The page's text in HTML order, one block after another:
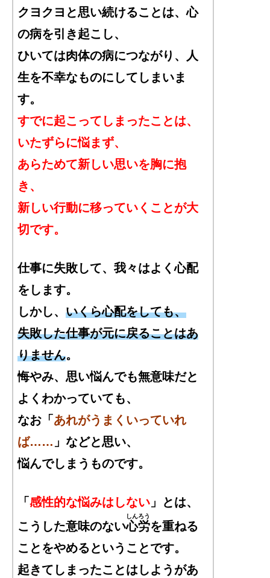
クヨクヨと思い続けることは、心
の病を引き起こし、
ひいては肉体の病につながり、人
生を不幸なものにしてしまいま
す。
すでに起こってしまったことは、
いたずらに悩まず、
あらためて新しい思いを胸に抱
き、
新しい行動に移っていくことが大
切です。
仕事に失敗して、我々はよく心配
をします。
しかし、 いくら心配をしても、
失敗した仕事が元に戻ることはあ
りません。
悔やみ、思い悩んでも無意味だと
よくわかっていても、
なお「 あれがうまくいっていれ
ば…… 」などと思い、
悩んでしまうものです。
「 感性的な悩みはしない 」とは、
こうした意味のない心労
しんろう
を重ねる
ことをやめるということです。
起きてしまったことはしようがあ